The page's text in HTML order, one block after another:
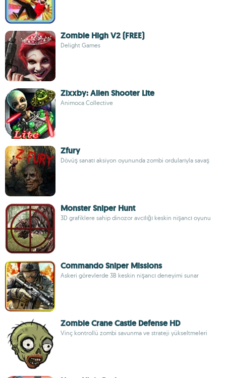
Zombie High V2 (FREE)
Delight Games
Zixxby: Alien Shooter Lite
Animoca Collective
Zfury
Dövüş sanatı aksiyon oyununda zombi ordularıyla savaş
Monster Sniper Hunt
3D grafiklere sahip dinozor avcılığı keskin nişancı oyunu
Commando Sniper Missions
Askeri görevlerde 3B keskin nişancı deneyimi sunar
Zombie Crane Castle Defense HD
Vinç kontrollü zombi savunma ve strateji yükseltmeleri